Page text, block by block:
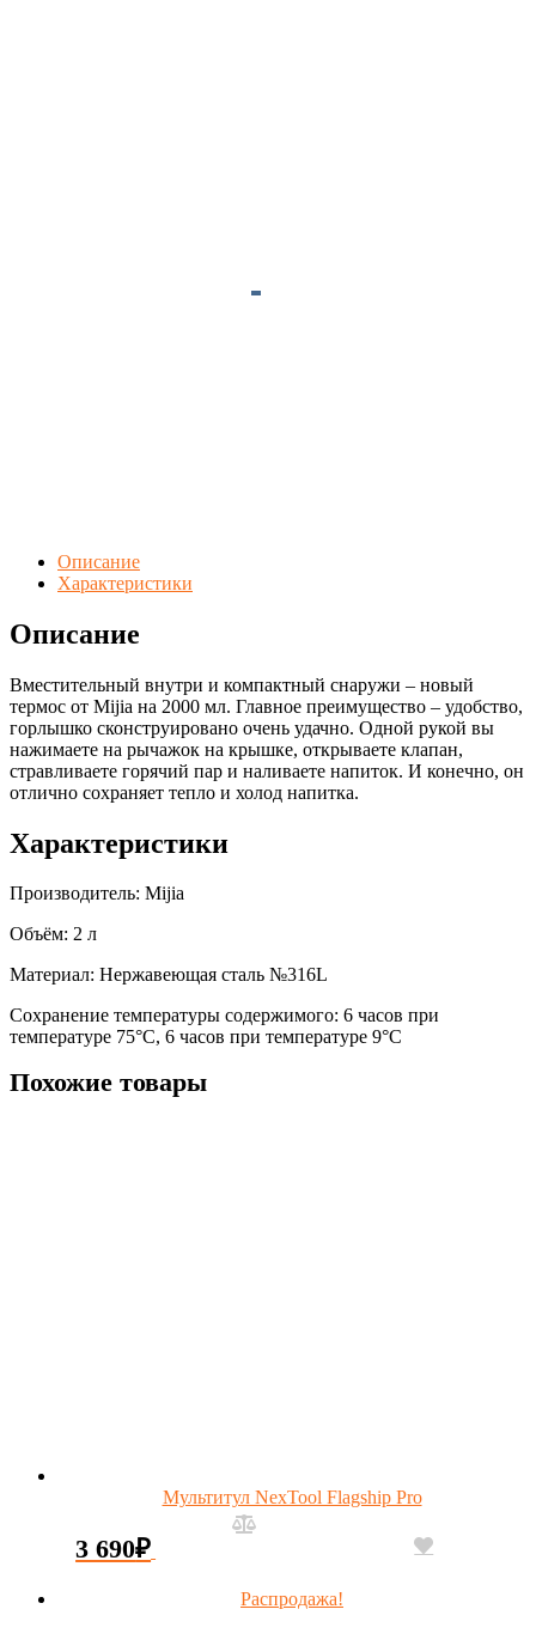
Описание
Характеристики
Описание
Вместительный внутри и компактный снаружи – новый
термос от Mijia на 2000 мл. Главное преимущество – удобство,
горлышко сконструировано очень удачно. Одной рукой вы
нажимаете на рычажок на крышке, открываете клапан,
стравливаете горячий пар и наливаете напиток. И конечно, он
отлично сохраняет тепло и холод напитка.
Характеристики
Производитель: Mijia
Объём: 2 л
Материал: Нержавеющая сталь №316L
Сохранение температуры содержимого: 6 часов при
температуре 75°С, 6 часов при температуре 9°С
Похожие товары
Мультитул NexTool Flagship Pro
3 690₽
Распродажа!